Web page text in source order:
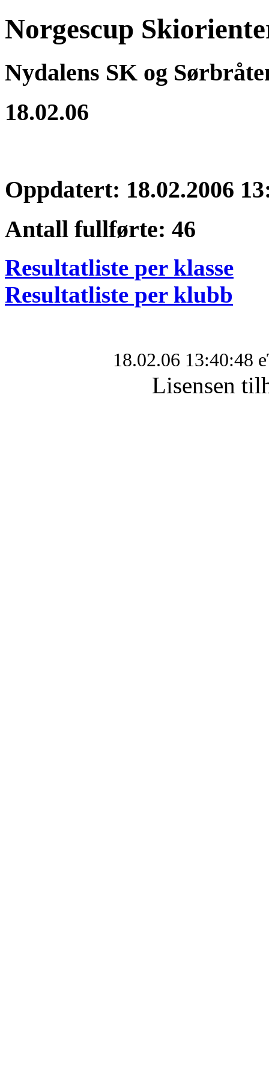
Norgescup
Nydalens SK og
18.02.06
Oppdatert: 18.02.2006
Antall fullførte: 46
Resultatliste per klasse
Resultatliste per klubb
18.02.06 13:40:48
Lisensen